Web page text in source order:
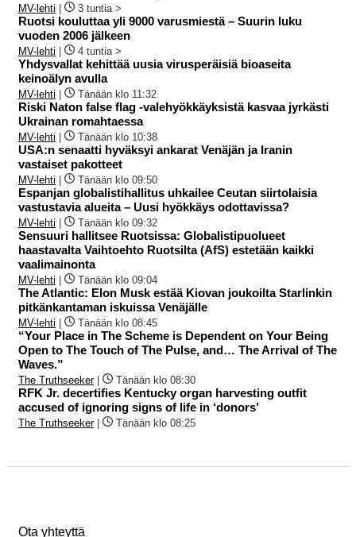
MV-lehti | 3 tuntia >
Ruotsi kouluttaa yli 9000 varusmiestä – Suurin luku
vuoden 2006 jälkeen
MV-lehti | 4 tuntia >
Yhdysvallat kehittää uusia virusperäisiä bioaseita
keinoälyn avulla
MV-lehti | Tänään klo 11:32
Riski Naton false flag -valehyökkäyksistä kasvaa jyrkästi
Ukrainan romahtaessa
MV-lehti | Tänään klo 10:38
USA:n senaatti hyväksyi ankarat Venäjän ja Iranin
vastaiset pakotteet
MV-lehti | Tänään klo 09:50
Espanjan globalistihallitus uhkailee Ceutan siirtolaisia
vastustavia alueita – Uusi hyökkäys odottavissa?
MV-lehti | Tänään klo 09:32
Sensuuri hallitsee Ruotsissa: Globalistipuolueet
haastavalta Vaihtoehto Ruotsilta (AfS) estetään kaikki
vaalimainonta
MV-lehti | Tänään klo 09:04
The Atlantic: Elon Musk estää Kiovan joukoilta Starlinkin
pitkänkantaman iskuissa Venäjälle
MV-lehti | Tänään klo 08:45
“Your Place in The Scheme is Dependent on Your Being
Open to The Touch of The Pulse, and… The Arrival of The
Waves.”
The Truthseeker| Tänään klo 08:30
RFK Jr. decertifies Kentucky organ harvesting outfit
accused of ignoring signs of life in ‘donors’
The Truthseeker| Tänään klo 08:25
Ota yhteyttä